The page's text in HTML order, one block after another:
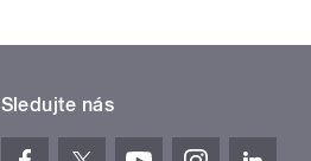
Sledujte nás